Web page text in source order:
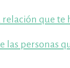
relación que te
las personas